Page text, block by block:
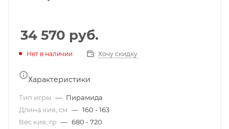
34 570 руб.
Нет в наличии Хочу скидку
Характеристики
Тип игры — Пирамида
Длина кия, см — 160 - 163
Вес кия, гр — 680 - 720